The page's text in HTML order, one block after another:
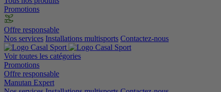
Promotions
Offre responsable
Nos services Installations multisports Contactez-nous
Voir toutes les catégories
Promotions
Offre responsable
Manutan Expert